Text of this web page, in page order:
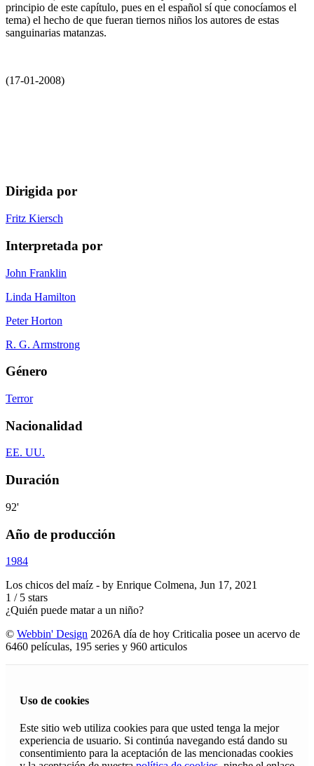
principio de este capítulo, pues en el español sí que conocíamos el
tema) el hecho de que fueran tiernos niños los autores de estas
sanguinarias matanzas.
(17-01-2008)
Dirigida por
Fritz Kiersch
Interpretada por
John Franklin
Linda Hamilton
Peter Horton
R. G. Armstrong
Género
Terror
Nacionalidad
EE. UU.
Duración
92'
Año de producción
1984
Los chicos del maíz - by Enrique Colmena, Jun 17, 2021
1 / 5 stars
¿Quién puede matar a un niño?
© Webbin' Design 2026A día de hoy Criticalia posee un acervo de
6460 películas, 195 series y 960 articulos
Uso de cookies
Este sitio web utiliza cookies para que usted tenga la mejor
experiencia de usuario. Si continúa navegando está dando su
consentimiento para la aceptación de las mencionadas cookies